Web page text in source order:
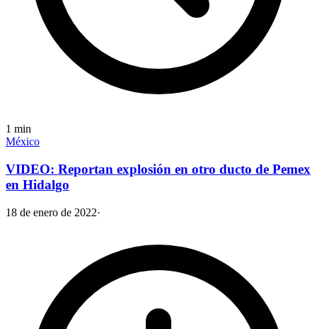
1 min
México
VIDEO: Reportan explosión en otro ducto de Pemex
en Hidalgo
18 de enero de 2022·